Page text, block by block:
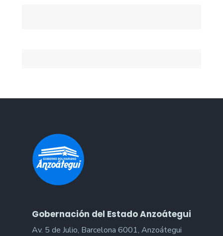
Gobernación del Estado Anzoátegui
Av. 5 de Julio, Barcelona 6001, Anzoátegui